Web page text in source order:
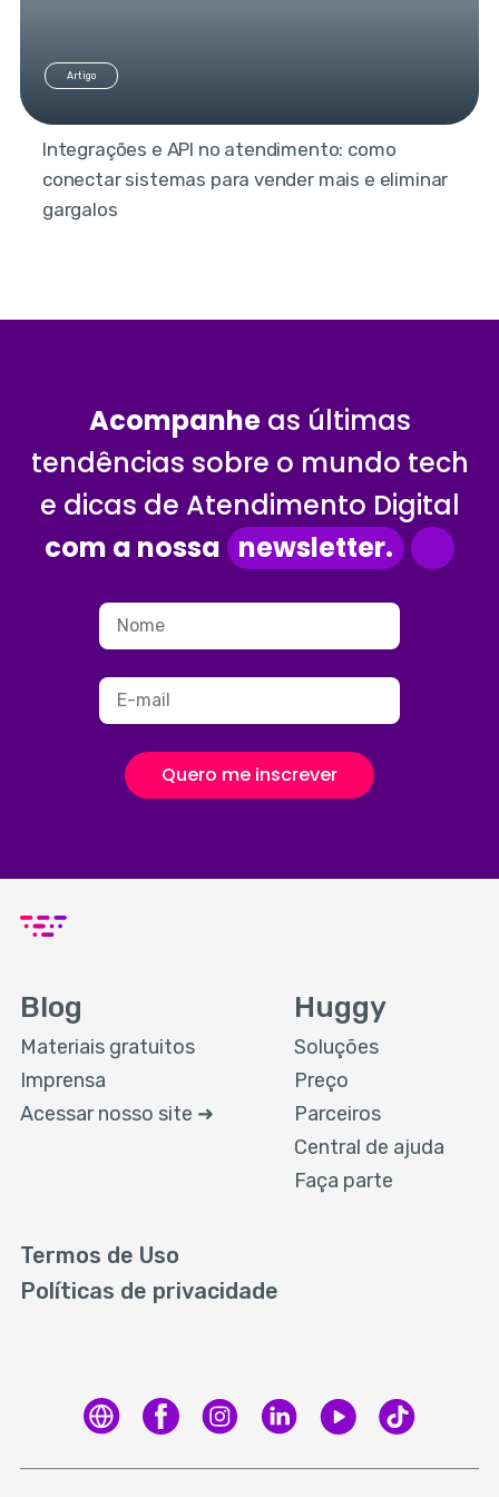
Artigo
Integrações e API no atendimento: como
conectar sistemas para vender mais e eliminar
gargalos
Acompanheas últimas
tendências sobre o mundo tech
e dicas de Atendimento Digital
com a nossa newsletter.
Quero me inscrever
Blog
Materiais gratuitos
Imprensa
Acessar nosso site ➜
Huggy
Soluções
Preço
Parceiros
Central de ajuda
Faça parte
Termos de Uso
Políticas de privacidade